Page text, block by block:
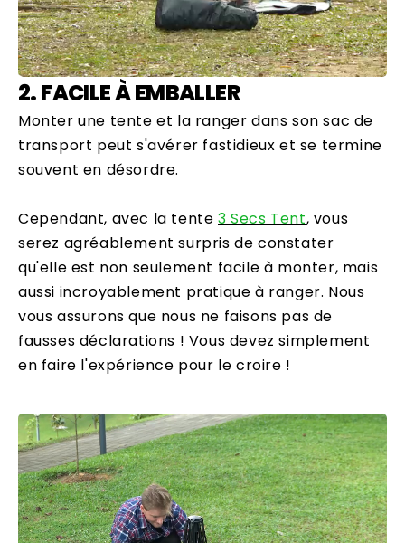
2. FACILE À EMBALLER
Monter une tente et la ranger dans son sac de
transport peut s'avérer fastidieux et se termine
souvent en désordre.
Cependant, avec la tente3 Secs Tent, vous
serez agréablement surpris de constater
qu'elle est non seulement facile à monter, mais
aussi incroyablement pratique à ranger. Nous
vous assurons que nous ne faisons pas de
fausses déclarations ! Vous devez simplement
en faire l'expérience pour le croire !